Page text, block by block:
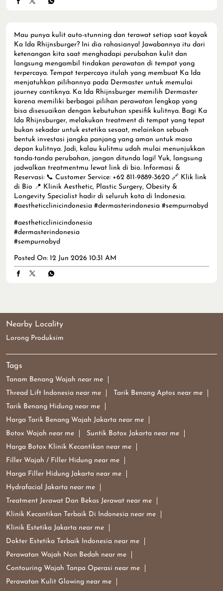
Mau punya kulit auto-stunning dan terawat setiap saat kayak
Ka Ida Rhijnsburger? Ini dia rahasianya! Jawabannya itu dari
ketenangan kita saat menghadapi perubahan kulit dan
langsung mengambil tindakan perawatan di tempat yang
terpercaya. Tempat terpercaya itulah yang membuat Ka Ida
menjatuhkan pilihannya pada Dermaster untuk memulai
journey cantiknya. Ka Ida Rhijnsburger memilih Dermaster
karena memiliki berbagai pilihan perawatan lengkap yang
bisa disesuaikan dengan kebutuhan spesifik kulitnya. Bagi Ka
Ida Rhijnsburger, melakukan treatment di tempat yang tepat
bukan sekadar untuk estetika sesaat, melainkan sebuah
bentuk investasi jangka panjang yang aman untuk masa
depan kulitnya. Jadi, kalau kulitmu udah mulai menunjukkan
tanda-tanda perubahan, jangan ditunda lagi! Yuk, langsung
jadwalkan treatmentmu lewat link di bio. Informasi &
Reservasi: 📞 Customer Service: +62 811-9889-3620 🔗 Klik link
di Bio 📍 Klinik Aesthetic, Plastic Surgery, Obesity &
Longevity Specialist hadir di seluruh kota di Indonesia.
#aestheticclinicindonesia #dermasterindonesia #sempurnabyd
#aestheticclinicindonesia
#dermasterindonesia
#sempurnabyd
Posted On: 12 Jun 2026 10:31 AM
Nearby Locality
Lorong Produksim
Tags
Tanam Benang Wajah near me
Thread Lift Indonesia near me
Tarik Benang Aptos near me
Tarik Benang Hidung near me
Harga Tarik Benang Wajah Jakarta near me
Botox Wajah near me
Suntik Botox Jakarta near me
Harga Botox Klinik Kecantikan near me
Filler Wajah / Filler Hidung near me
Harga Filler Hidung Jakarta near me
Hydrafacial Jakarta near me
Treatment Jerawat Dan Bekas Jerawat near me
Klinik Kecantikan Terbaik Di Indonesia near me
Klinik Estetika Jakarta near me
Dokter Estetika Terbaik Indonesia near me
Perawatan Wajah Non Bedah near me
Contouring Wajah Tanpa Operasi near me
Perawatan Kulit Glowing near me